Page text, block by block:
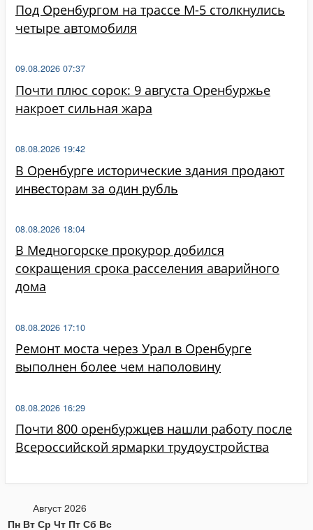
Под Оренбургом на трассе М-5 столкнулись
четыре автомобиля
Почти плюс сорок: 9 августа Оренбуржье
накроет сильная жара
09.08.2026 07:37
В Оренбурге исторические здания продают
инвесторам за один рубль
08.08.2026 19:42
В Медногорске прокурор добился
сокращения срока расселения аварийного
дома
08.08.2026 18:04
Ремонт моста через Урал в Оренбурге
выполнен более чем наполовину
08.08.2026 17:10
Почти 800 оренбуржцев нашли работу после
Всероссийской ярмарки трудоустройства
08.08.2026 16:29
Август 2026
Пн Вт Ср Чт Пт Сб Вс